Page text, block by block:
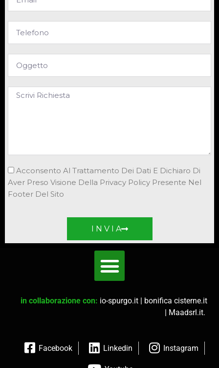
Acconsento Al Trattamento Dei Dati E Dichiaro Di
Aver Preso Visione Della Privacy Policy Presente Nel
Footer Del Sito
I N V I A
in collaborazione con: io-spurgo.it | bonifica cisterne.it
| Maadsrl.it.
Facebook Linkedin Instagram